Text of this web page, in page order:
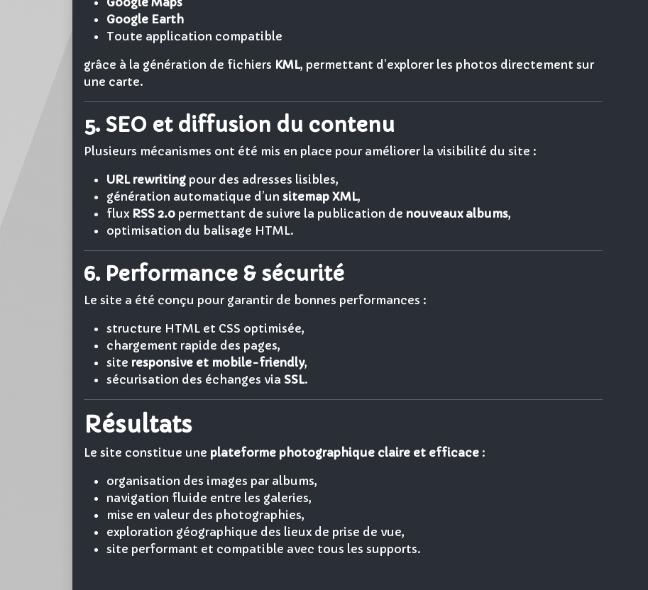
Google Earth
Toute application compatible
grâce à la génération de fichiers KML, permettant d’explorer les photos directement sur
une carte.
5. SEO et diffusion du contenu
Plusieurs mécanismes ont été mis en place pour améliorer la visibilité du site :
URL rewriting pour des adresses lisibles,
génération automatique d’un sitemap XML,
flux RSS 2.0 permettant de suivre la publication de nouveaux albums,
optimisation du balisage HTML.
6. Performance & sécurité
Le site a été conçu pour garantir de bonnes performances :
structure HTML et CSS optimisée,
chargement rapide des pages,
site responsive et mobile-friendly,
sécurisation des échanges via SSL.
Résultats
Le site constitue une plateforme photographique claire et efficace :
organisation des images par albums,
navigation fluide entre les galeries,
mise en valeur des photographies,
exploration géographique des lieux de prise de vue,
site performant et compatible avec tous les supports.